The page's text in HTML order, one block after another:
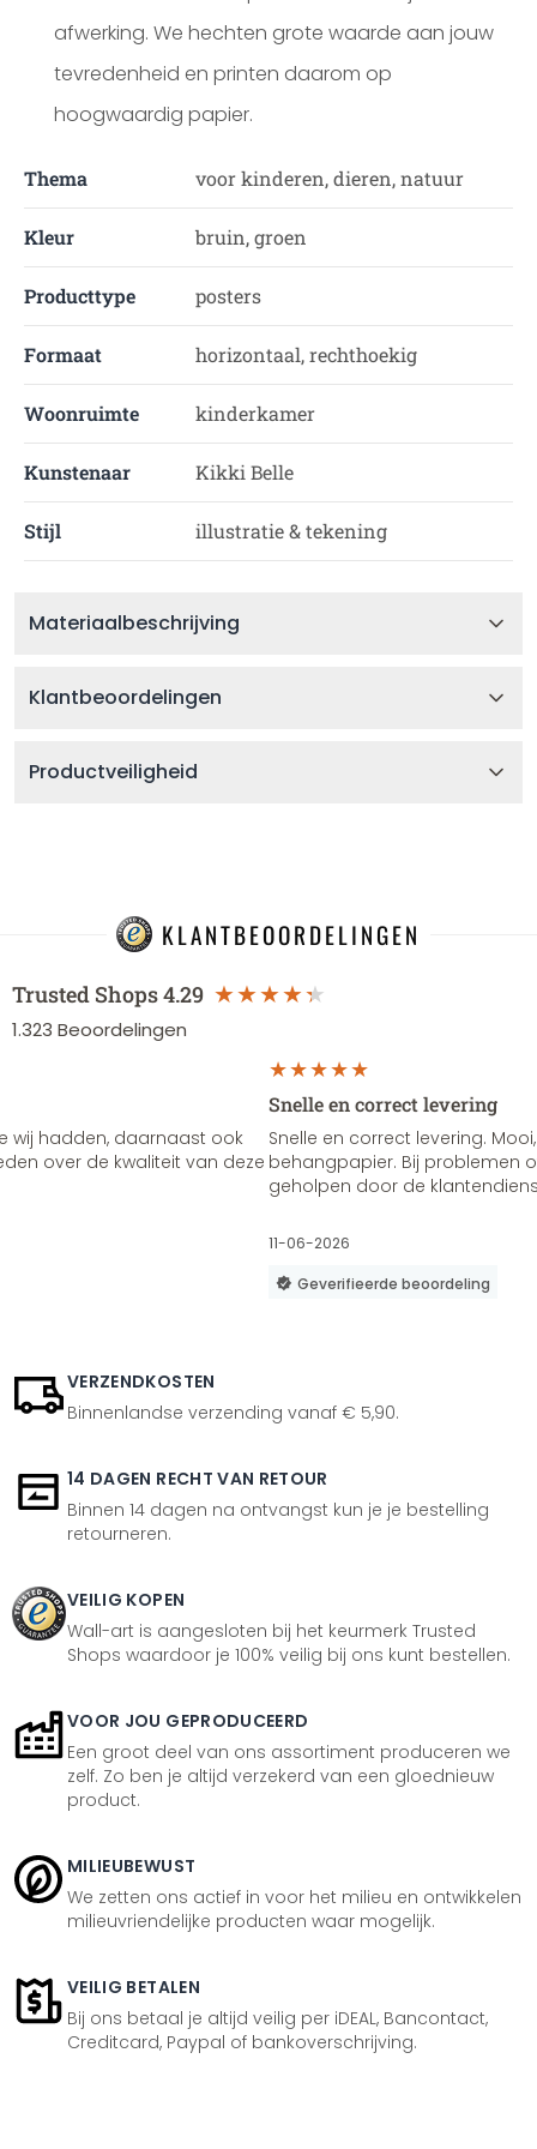
afwerking. We hechten grote waarde aan jouw
tevredenheid en printen daarom op
hoogwaardig papier.
Thema voor kinderen, dieren, natuur
Kleur bruin, groen
Producttype posters
Formaat horizontaal, rechthoekig
Woonruimte kinderkamer
Kunstenaar Kikki Belle
Stijl illustratie & tekening
Materiaalbeschrijving
Klantbeoordelingen
Productveiligheid
KLANTBEOORDELINGEN
Trusted Shops4.29
1.323 Beoordelingen
wij hadden, daarnaast ook
over de kwaliteit van deze
Snelle en correct levering
Snelle en correct levering.
behangpapier. Bij problemen
geholpen door de
11-06-2026
Geverifieerde beoordeling
VERZENDKOSTEN
Binnenlandse verzending vanaf € 5,90.
14 DAGEN RECHT VAN RETOUR
Binnen 14 dagen na ontvangst kun je je bestelling
retourneren.
VEILIG KOPEN
Wall-art is aangesloten bij het keurmerk Trusted
Shops waardoor je 100% veilig bij ons kunt bestellen.
VOOR JOU GEPRODUCEERD
Een groot deel van ons assortiment produceren we
zelf. Zo ben je altijd verzekerd van een gloednieuw
product.
MILIEUBEWUST
We zetten ons actief in voor het milieu en ontwikkelen
milieuvriendelijke producten waar mogelijk.
VEILIG BETALEN
Bij ons betaal je altijd veilig per iDEAL, Bancontact,
Creditcard, Paypal of bankoverschrijving.